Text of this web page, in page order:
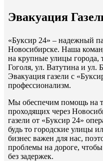
Эвакуация
«Буксир 24» – надежный
Новосибирске. Наша
на крупные улицы города,
Гоголя, ул. Ватутина и ул.
Эвакуация газели с
профессионализм.
Мы обеспечим помощь на
проходящих через
газели от «Буксир 24»
будь то городские улицы
бизнес важен для нас,
проблемы на дороге,
без задержек.